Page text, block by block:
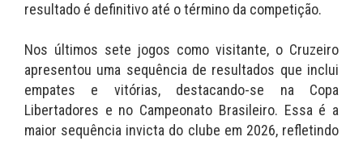
resultado é definitivo até o término da competição.
Nos últimos sete jogos como visitante, o Cruzeiro
apresentou uma sequência de resultados que inclui
empates e vitórias, destacando-se na Copa
Libertadores e no Campeonato Brasileiro. Essa é a
maior sequência invicta do clube em 2026, refletindo